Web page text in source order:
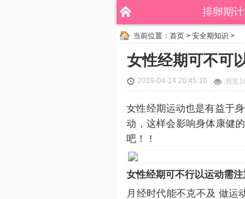
排卵期
当前位置： 首页 > 安全期知识 >
女性经期可不可
2019-04-14 20:45:16 浏览
女性经期运动也是有益于
动，这样会影响身体康健
吧！！
女性经期可不行以运动需注
月经时代能不克不及 做运